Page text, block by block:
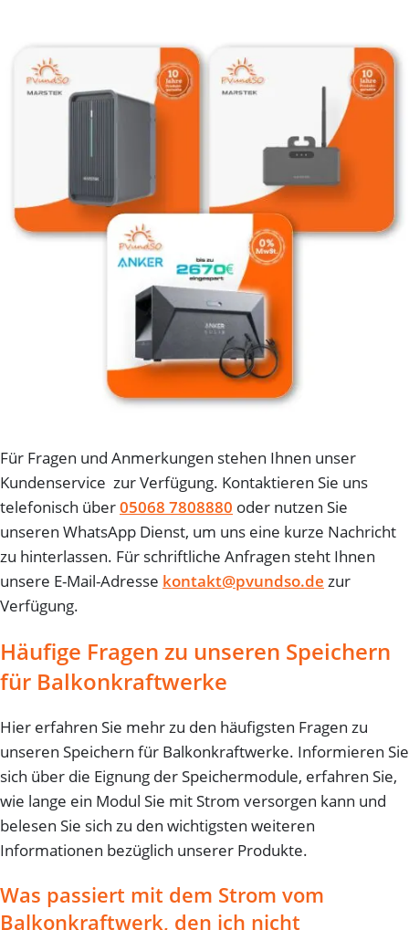
Für Fragen und Anmerkungen stehen Ihnen unser
Kundenservice zur Verfügung. Kontaktieren Sie uns
telefonisch über05068 7808880 oder nutzen Sie
unseren WhatsApp Dienst, um uns eine kurze Nachricht
zu hinterlassen. Für schriftliche Anfragen steht Ihnen
unsere E-Mail-Adresse kontakt@pvundso.de zur
Verfügung.
Häufige Fragen zu unseren Speichern
für Balkonkraftwerke
Hier erfahren Sie mehr zu den häufigsten Fragen zu
unseren Speichern für Balkonkraftwerke. Informieren Sie
sich über die Eignung der Speichermodule, erfahren Sie,
wie lange ein Modul Sie mit Strom versorgen kann und
belesen Sie sich zu den wichtigsten weiteren
Informationen bezüglich unserer Produkte.
Was passiert mit dem Strom vom
Balkonkraftwerk, den ich nicht